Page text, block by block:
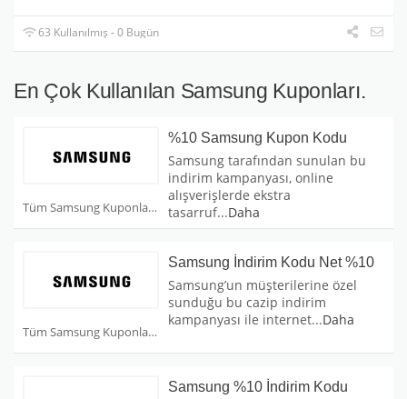
63 Kullanılmış - 0 Bugün
En Çok Kullanılan Samsung Kuponları.
Tüm Samsung Kuponları
%10 Samsung Kupon Kodu
Samsung tarafından sunulan bu
indirim kampanyası, online
alışverişlerde ekstra
tasarruf...Daha
Tüm Samsung Kuponları
Samsung İndirim Kodu Net %10
Samsung’un müşterilerine özel
sunduğu bu cazip indirim
kampanyası ile internet...Daha
Samsung %10 İndirim Kodu